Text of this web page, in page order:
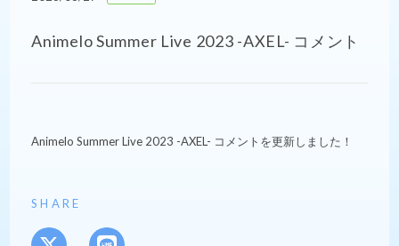
Animelo Summer Live 2023 -AXEL- コメント
Animelo Summer Live 2023 -AXEL- コメントを更新しました！
SHARE